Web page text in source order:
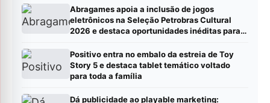
Abragames apoia a inclusão de jogos
eletrônicos na Seleção Petrobras Cultural
2026 e destaca oportunidades inéditas para
Positivo entra no embalo da estreia de Toy
Story 5 e destaca tablet temático voltado
para toda a família
Dá publicidade ao playable marketing: